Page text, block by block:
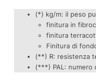
(*) kg/m: il peso
finitura in
finitura
Finitura di
(**) R: resistenza
(***) PAL: numero